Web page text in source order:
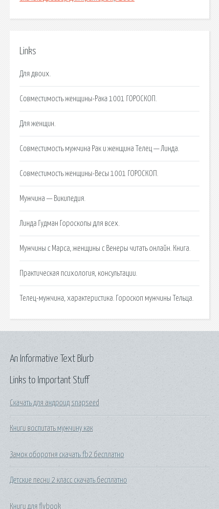
Links
Для двоих.
Совместимость женщины-Рака 1001 ГОРОСКОП.
Для женщин.
Совместимость мужчина Рак и женщина Телец — Линда.
Совместимость женщины-Весы 1001 ГОРОСКОП.
Мужчина — Википедия.
Линда Гудман Гороскопы для всех.
Мужчины с Марса, женщины с Венеры читать онлайн. Книга.
Практическая психология, консультации.
Телец-мужчина, характеристика. Гороскоп мужчины Тельца.
Links to Important Stuff
Скачать для андроид snapseed
Книги воспитать мужчину как
Замок оборотня скачать fb2 бесплатно
Детские песни 2 класс скачать бесплатно
Книги для flybook
An Informative Text Blurb